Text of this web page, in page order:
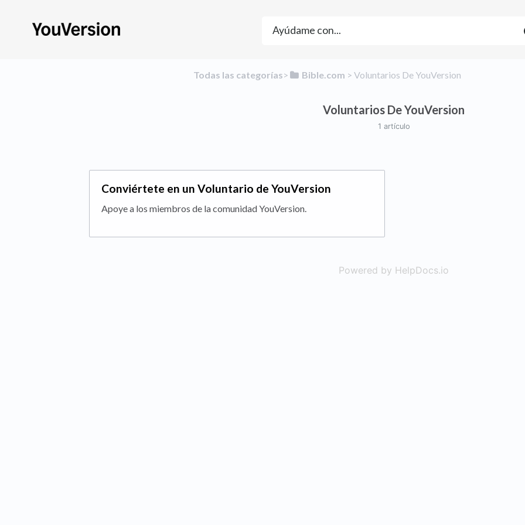
Todas las categorías​>​ ​Bible.com ​ > ​ ​Voluntarios De YouVersion
Voluntarios De YouVersion
1 artículo
Conviértete en un Voluntario de YouVersion
Apoye a los miembros de la comunidad YouVersion.
Powered by HelpDocs.io